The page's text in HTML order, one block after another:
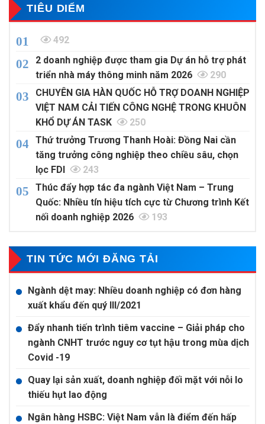
TIÊU DIỂM
492
2 doanh nghiệp được tham gia Dự án hỗ trợ phát
triển nhà máy thông minh năm 2026
290
CHUYÊN GIA HÀN QUỐC HỖ TRỢ DOANH NGHIỆP
VIỆT NAM CẢI TIẾN CÔNG NGHỆ TRONG KHUÔN
KHỔ DỰ ÁN TASK
250
Thứ trưởng Trương Thanh Hoài: Đồng Nai cần
tăng trưởng công nghiệp theo chiều sâu, chọn
lọc FDI
243
Thúc đẩy hợp tác đa ngành Việt Nam – Trung
Quốc: Nhiều tín hiệu tích cực từ Chương trình Kết
nối doanh nghiệp 2026
193
TIN TỨC MỚI ĐĂNG TẢI
Ngành dệt may: Nhiều doanh nghiệp có đơn hàng
xuất khẩu đến quý III/2021
Đẩy nhanh tiến trình tiêm vaccine – Giải pháp cho
ngành CNHT trước nguy cơ tụt hậu trong mùa dịch
Covid -19
Quay lại sản xuất, doanh nghiệp đối mặt với nỗi lo
thiếu hụt lao động
Ngân hàng HSBC: Việt Nam vẫn là điểm đến hấp